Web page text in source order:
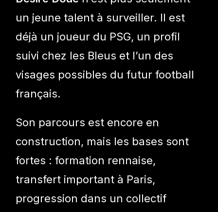
un jeune talent à surveiller. Il est
déjà un joueur du PSG, un profil
suivi chez les Bleus et l’un des
visages possibles du futur football
français.
Son parcours est encore en
construction, mais les bases sont
fortes : formation rennaise,
transfert important à Paris,
progression dans un collectif